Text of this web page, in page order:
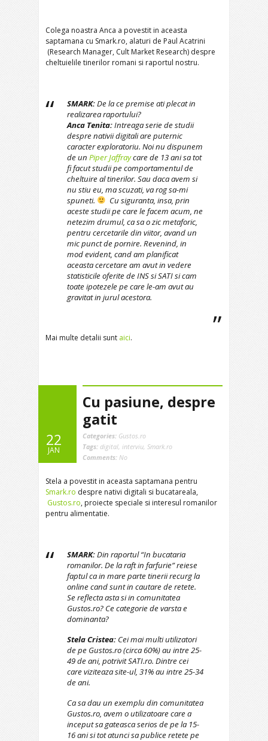
Colega noastra Anca a povestit in aceasta
saptamana cu Smark.ro, alaturi de Paul Acatrini
(Research Manager, Cult Market Research) despre
cheltuielile tinerilor romani si raportul nostru.
SMARK:De la ce premise ati plecat in
realizarea raportului?
Anca Tenita:Intreaga serie de studii
despre nativii digitali are puternic
caracter exploratoriu. Noi nu dispunem
de un Piper Jaffraycare de 13 ani sa tot
fi facut studii pe comportamentul de
cheltuire al tinerilor. Sau daca avem si
nu stiu eu, ma scuzati, va rog sa-mi
spuneti.
Cu siguranta, insa, prin
aceste studii pe care le facem acum, ne
netezim drumul, ca sa o zic metaforic,
pentru cercetarile din viitor, avand un
mic punct de pornire. Revenind, in
mod evident, cand am planificat
aceasta cercetare am avut in vedere
statisticile oferite de INS si SATI si cam
toate ipotezele pe care le-am avut au
gravitat in jurul acestora.
Mai multe detalii sunt aici.
22
JAN
Cu pasiune, despre
gatit
Categories: Gustos.ro
Tags: digital, interviu, Smark.ro
Comments: No
Stela a povestit in aceasta saptamana pentru
Smark.ro despre nativi digitali si bucatareala,
Gustos.ro, proiecte speciale si interesul romanilor
pentru alimentatie.
SMARK:Din raportul “In bucataria
romanilor. De la raft in farfurie” reiese
faptul ca in mare parte tinerii recurg la
online cand sunt in cautare de retete.
Se reflecta asta si in comunitatea
Gustos.ro? Ce categorie de varsta e
dominanta?
Stela Cristea: Cei mai multi utilizatori
de pe Gustos.ro (circa 60%) au intre 25-
49 de ani, potrivit SATI.ro. Dintre cei
care viziteaza site-ul, 31% au intre 25-34
de ani.
Ca sa dau un exemplu din comunitatea
Gustos.ro, avem o utilizatoare care a
inceput sa gateasca serios de pe la 15-
16 ani si tot atunci sa publice retete pe